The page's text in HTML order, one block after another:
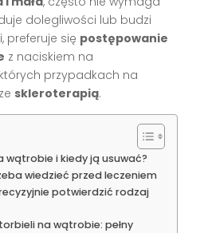
dolegliwości lub budzi
preferuje się postępowanie
z naciskiem na
przypadkach na
skleroterapią.
i kiedy ją usuwać?
wiedzieć przed leczeniem
potwierdzić rodzaj
na wątrobie: pełny